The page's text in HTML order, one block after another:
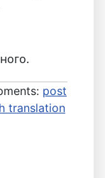
post
translation